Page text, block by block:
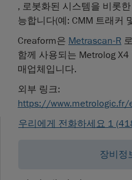
, 로봇화된 시스템을 비롯
능합니다(예: CMM 트래커
Creaform은 Metrascan-R
함께 사용되는 Metrolog X4
매업체 입니다.
외부 링크:
https://www.metrologic.fr/
우리에게 전화하세요 1
장비정